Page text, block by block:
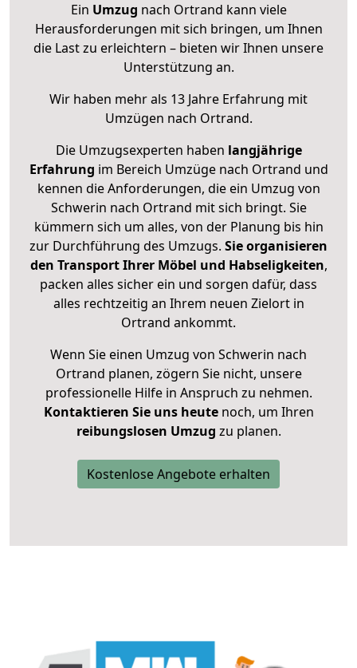
Ein Umzug nach Ortrand kann viele
Herausforderungen mit sich bringen, um Ihnen
die Last zu erleichtern – bieten wir Ihnen unsere
Unterstützung an.
Wir haben mehr als 13 Jahre Erfahrung mit
Umzügen nach Ortrand.
Die Umzugsexperten haben langjährige
Erfahrung im Bereich Umzüge nach Ortrand und
kennen die Anforderungen, die ein Umzug von
Schwerin nach Ortrand mit sich bringt. Sie
kümmern sich um alles, von der Planung bis hin
zur Durchführung des Umzugs. Sie organisieren
den Transport Ihrer Möbel und Habseligkeiten,
packen alles sicher ein und sorgen dafür, dass
alles rechtzeitig an Ihrem neuen Zielort in
Ortrand ankommt.
Wenn Sie einen Umzug von Schwerin nach
Ortrand planen, zögern Sie nicht, unsere
professionelle Hilfe in Anspruch zu nehmen.
Kontaktieren Sie uns heutenoch, um Ihren
reibungslosen Umzug zu planen.
Kostenlose Angebote erhalten